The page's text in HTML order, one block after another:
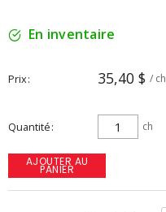
En inventaire
Prix 35,40 $ / ch
Quantité ch
AJOUTER AU
PANIER